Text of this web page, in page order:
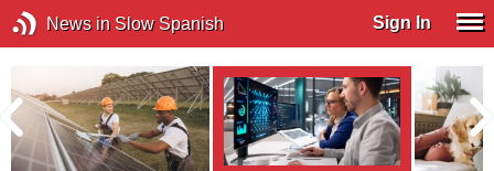
News in Slow Spanish Sign In